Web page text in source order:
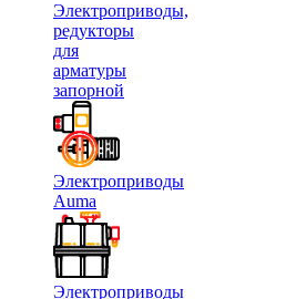
Электроприводы,
редукторы
для
арматуры
запорной
Электроприводы
Auma
Электроприводы